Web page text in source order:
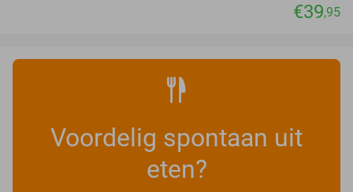
€39,95
Voordelig spontaan uit
eten?